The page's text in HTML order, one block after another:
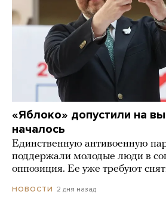
«Яблоко» допустили на
началось
Единственную антивоенную
поддержали молодые люди в
оппозиция. Ее уже требуют
НОВОСТИ 2 дня назад